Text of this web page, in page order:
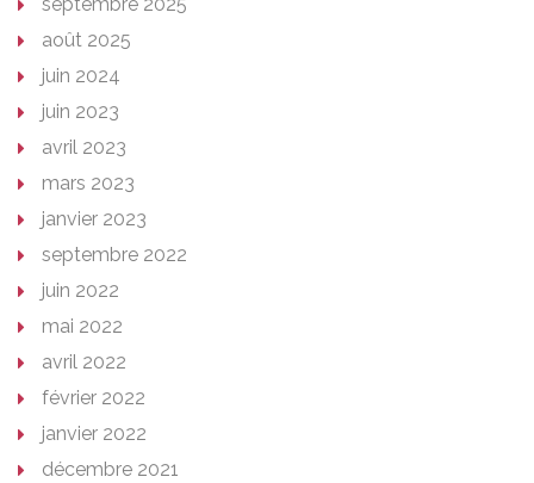
septembre 2025
août 2025
juin 2024
juin 2023
avril 2023
mars 2023
janvier 2023
septembre 2022
juin 2022
mai 2022
avril 2022
février 2022
janvier 2022
décembre 2021